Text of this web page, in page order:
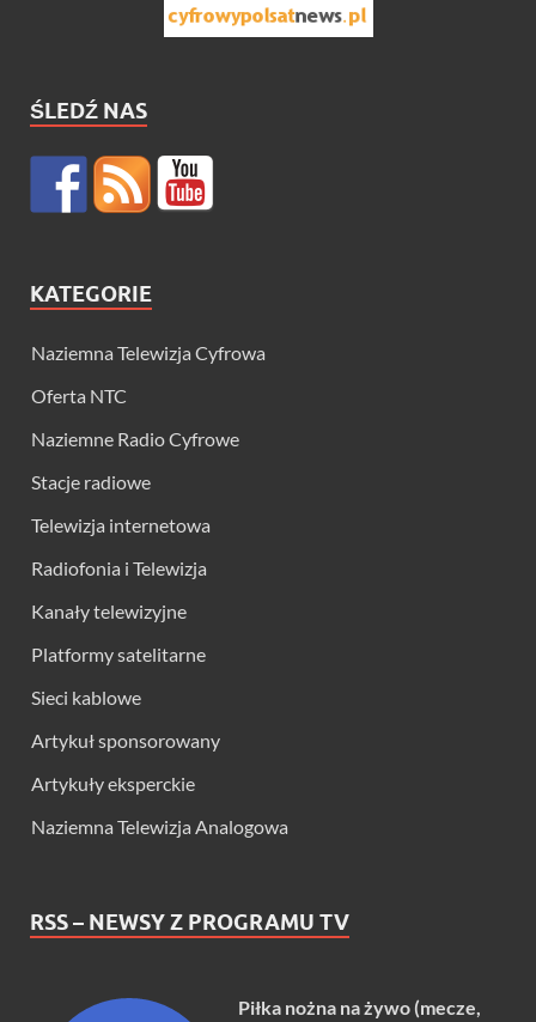
ŚLEDŹ NAS
KATEGORIE
Naziemna Telewizja Cyfrowa
Oferta NTC
Naziemne Radio Cyfrowe
Stacje radiowe
Telewizja internetowa
Radiofonia i Telewizja
Kanały telewizyjne
Platformy satelitarne
Sieci kablowe
Artykuł sponsorowany
Artykuły eksperckie
Naziemna Telewizja Analogowa
RSS – NEWSY Z PROGRAMU TV
Piłka nożna na żywo (mecze,